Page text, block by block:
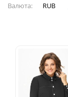
Валюта: RUB